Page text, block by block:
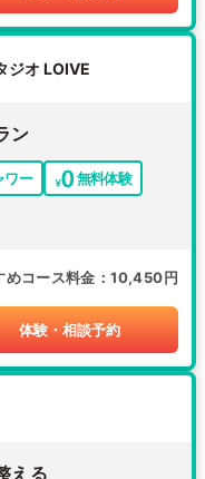
ジオ LOIVE
ン
ワー
無料体験
めコース料金 10,450円
体験・相談予約
える